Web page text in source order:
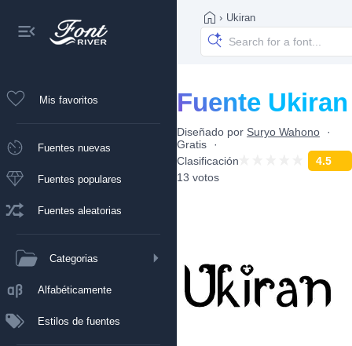
Mis favoritos
Fuentes nuevas
Fuentes populares
Fuentes aleatorias
Categorias
Alfabéticamente
Estilos de fuentes
› Ukiran
Fuente Ukiran
Diseñado por Suryo Wahono
Gratis
Clasificación
4.5
13 votos